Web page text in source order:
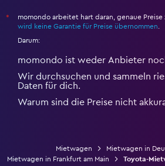
*
momondo arbeitet hart daran, genaue
wird keine Garantie für Preise übernommen
Darum:
momondo ist weder Anbieter
Wir durchsuchen und sammeln
Daten für dich.
Warum sind die Preise nicht
Mietwagen
Mietwagen in
Mietwagen in Frankfurt am Main
Toyota-